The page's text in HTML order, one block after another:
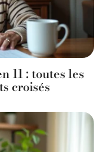
11 : toutes les
croisés